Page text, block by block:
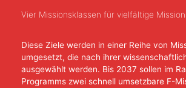
Vier Missionsklassen für vielfältige
Diese Ziele werden in einer Reihe von
umgesetzt, die nach ihrer
ausgewählt werden. Bis 2037 sollen im
Programms zwei schnell umsetzbare F-